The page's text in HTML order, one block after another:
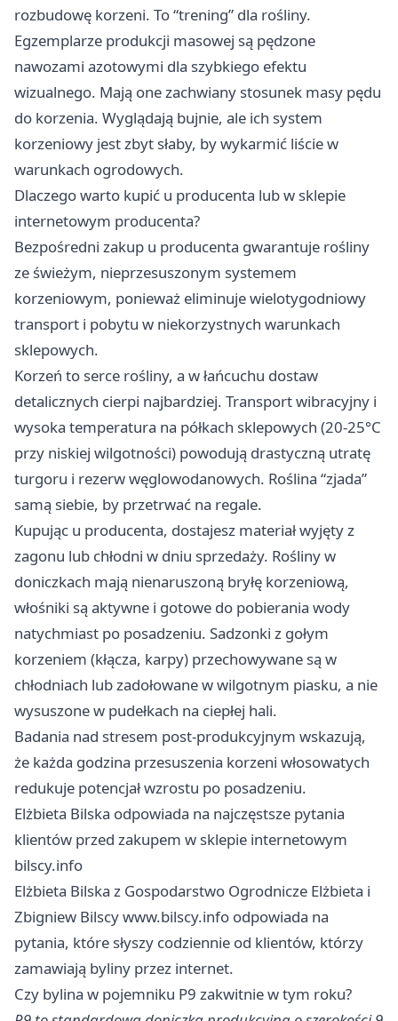
rozbudowę korzeni. To “trening” dla rośliny.
Egzemplarze produkcji masowej są pędzone
nawozami azotowymi dla szybkiego efektu
wizualnego. Mają one zachwiany stosunek masy pędu
do korzenia. Wyglądają bujnie, ale ich system
korzeniowy jest zbyt słaby, by wykarmić liście w
warunkach ogrodowych.
Dlaczego warto kupić u producenta lub w sklepie
internetowym producenta?
Bezpośredni zakup u producenta gwarantuje rośliny
ze świeżym, nieprzesuszonym systemem
korzeniowym, ponieważ eliminuje wielotygodniowy
transport i pobytu w niekorzystnych warunkach
sklepowych.
Korzeń to serce rośliny, a w łańcuchu dostaw
detalicznych cierpi najbardziej. Transport wibracyjny i
wysoka temperatura na półkach sklepowych (20-25°C
przy niskiej wilgotności) powodują drastyczną utratę
turgoru i rezerw węglowodanowych. Roślina “zjada”
samą siebie, by przetrwać na regale.​
Kupując u producenta, dostajesz materiał wyjęty z
zagonu lub chłodni w dniu sprzedaży. Rośliny w
doniczkach mają nienaruszoną bryłę korzeniową,
włośniki są aktywne i gotowe do pobierania wody
natychmiast po posadzeniu. Sadzonki z gołym
korzeniem (kłącza, karpy) przechowywane są w
chłodniach lub zadołowane w wilgotnym piasku, a nie
wysuszone w pudełkach na ciepłej hali.
Badania nad stresem post-produkcyjnym wskazują,
że każda godzina przesuszenia korzeni włosowatych
redukuje potencjał wzrostu po posadzeniu.
Elżbieta Bilska odpowiada na najczęstsze pytania
klientów przed zakupem w sklepie internetowym
bilscy.info
Elżbieta Bilska z Gospodarstwo Ogrodnicze Elżbieta i
Zbigniew Bilscywww.bilscy.info odpowiada na
pytania, które słyszy codziennie od klientów, którzy
zamawiają byliny przez internet.
Czy bylina w pojemniku P9 zakwitnie w tym roku?